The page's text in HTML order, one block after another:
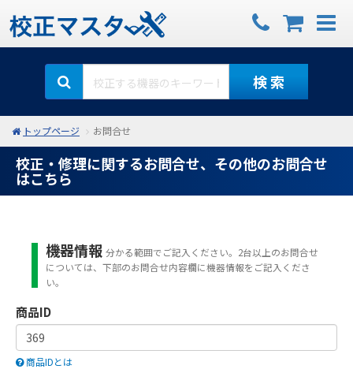
検 索
トップページ お問合せ
校正・修理に関するお問合せ、その他のお問合せ
はこちら
機器情報 分かる範囲でご記入ください。2台以上のお問合せ
については、下部のお問合せ内容欄に機器情報をご記入くださ
い。
商品ID
商品IDとは